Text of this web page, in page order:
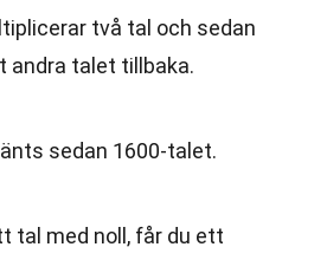
två tal och sedan
andra talet tillbaka.
sedan 1600-talet.
tal med noll, får du ett